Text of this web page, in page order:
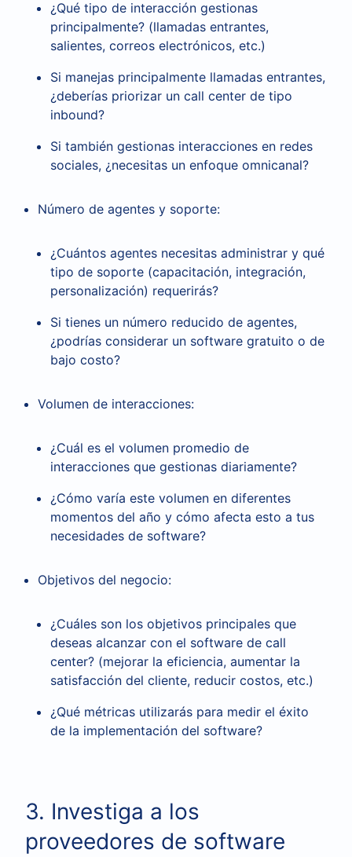
¿Qué tipo de interacción gestionas
principalmente? (llamadas entrantes,
salientes, correos electrónicos, etc.)
Si manejas principalmente llamadas entrantes,
¿deberías priorizar un call center de tipo
inbound?
Si también gestionas interacciones en redes
sociales, ¿necesitas un enfoque omnicanal?
Número de agentes y soporte:
¿Cuántos agentes necesitas administrar y qué
tipo de soporte (capacitación, integración,
personalización) requerirás?
Si tienes un número reducido de agentes,
¿podrías considerar un software gratuito o de
bajo costo?
Volumen de interacciones:
¿Cuál es el volumen promedio de
interacciones que gestionas diariamente?
¿Cómo varía este volumen en diferentes
momentos del año y cómo afecta esto a tus
necesidades de software?
Objetivos del negocio:
¿Cuáles son los objetivos principales que
deseas alcanzar con el software de call
center? (mejorar la eficiencia, aumentar la
satisfacción del cliente, reducir costos, etc.)
¿Qué métricas utilizarás para medir el éxito
de la implementación del software?
3. Investiga a los
proveedores de software